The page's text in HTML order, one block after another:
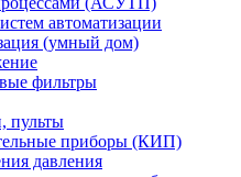
автоматизации
(умный дом)
фильтры
пульты
приборы (КИП)
давления